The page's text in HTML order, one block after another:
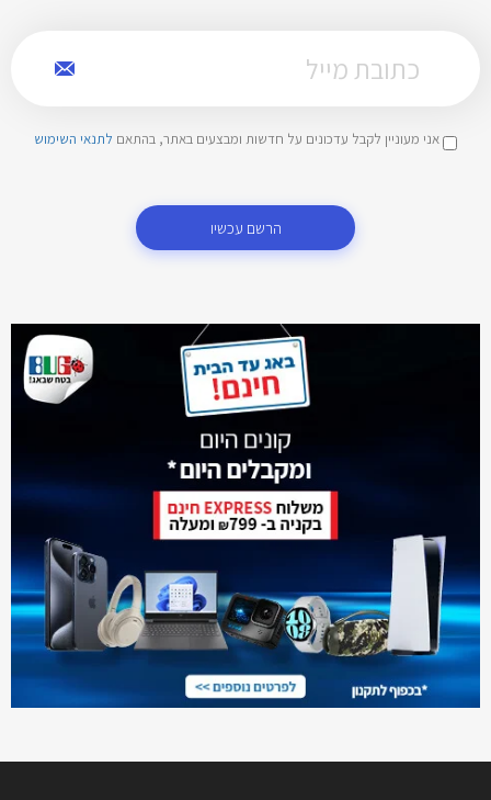
אני מעוניין לקבל עדכונים על חדשות ומבצעים באתר, בהתאם לתנאי השימוש
הרשם עכשיו